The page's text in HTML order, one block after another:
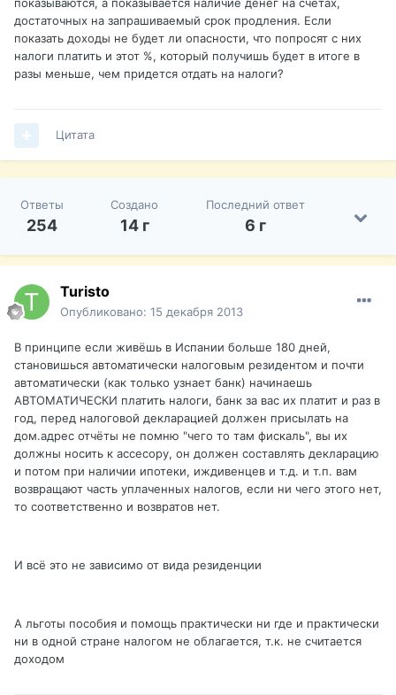
показываются, а показывается наличие денег на счетах,
достаточных на запрашиваемый срок продления. Если
показать доходы не будет ли опасности, что попросят с них
налоги платить и этот %, который получишь будет в итоге в
разы меньше, чем придется отдать на налоги?
Цитата
Ответы
254
Создано
14 г
Последний ответ
6 г
Turisto
Опубликовано: 15 декабря 2013
В принципе если живёшь в Испании больше 180 дней,
становишься автоматически налоговым резидентом и почти
автоматически (как только узнает банк) начинаешь
АВТОМАТИЧЕСКИ платить налоги, банк за вас их платит и раз в
год, перед налоговой декларацией должен присылать на
дом.адрес отчёты не помню "чего то там фискаль", вы их
должны носить к ассесору, он должен составлять декларацию
и потом при наличии ипотеки, иждивенцев и т.д. и т.п. вам
возвращают часть уплаченных налогов, если ни чего этого нет,
то соответственно и возвратов нет.
И всё это не зависимо от вида резиденции
А льготы пособия и помощь практически ни где и практически
ни в одной стране налогом не облагается, т.к. не считается
доходом